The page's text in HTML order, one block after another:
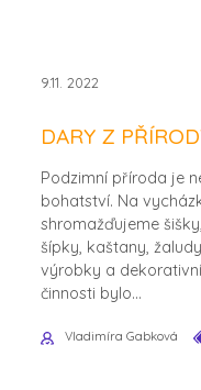
9.11. 2022
DARY Z
Podzimní příroda je
bohatství. Na
shromažďujeme
šípky, kaštany,
výrobky a
činnosti bylo...
Vladimíra Gabková